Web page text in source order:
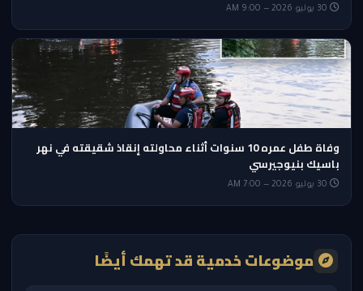
وفاة طفل عمره 10 سنوات أثناء محاولته إنقاذ شقيقته في نهر
باسيك بنيوجيرسي
موضوعات خدمية قد تهمك أيضًا